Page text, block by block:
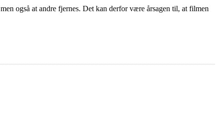
også at andre fjernes. Det kan derfor være årsagen til, at filmen